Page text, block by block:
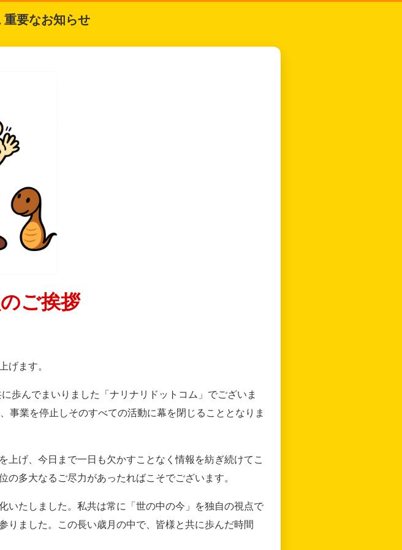
要なお知らせ
ご挨拶
げます。
歩んでまいりました「ナリナリドットコム」でございま
業を停止しそのすべての活動に幕を閉じることとなりま
げ、今日まで一日も欠かすことなく情報を紡ぎ続けてこ
多大なるご尽力があったればこそでございます。
いたしました。私共は常に「世の中の今」を独自の視点で
りました。この長い歳月の中で、皆様と共に歩んだ時間